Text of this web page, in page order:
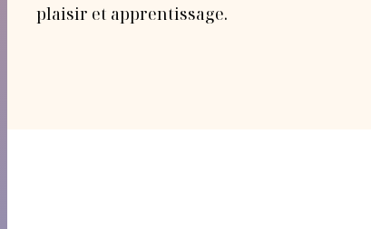
plaisir et apprentissage.